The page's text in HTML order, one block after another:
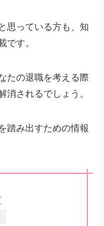
思っている方も、知
です。
たの退職を考える際
消されるでしょう。
踏み出すための情報